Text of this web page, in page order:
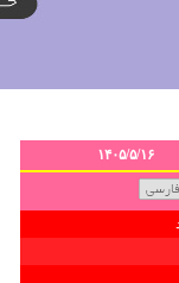
۱۴۰۵/۵/۱۶